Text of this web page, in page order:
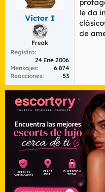
Victor I
Freak
Registro
24 Ene 2006
Mensajes
6.874
Reacciones
53
le da
de